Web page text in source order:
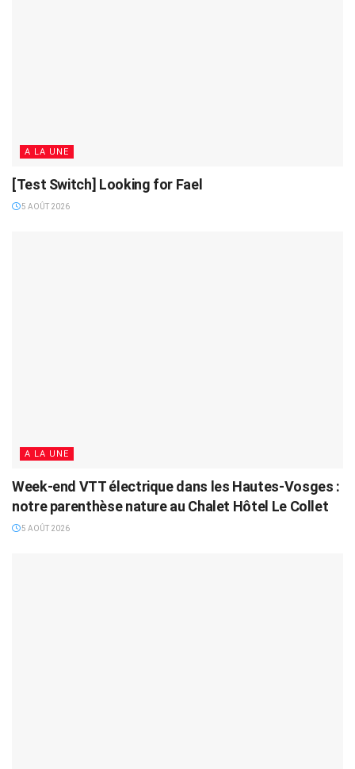
A LA UNE
[Test Switch] Looking for Fael
5 AOÛT 2026
A LA UNE
Week-end VTT électrique dans les Hautes-Vosges :
notre parenthèse nature au Chalet Hôtel Le Collet
5 AOÛT 2026